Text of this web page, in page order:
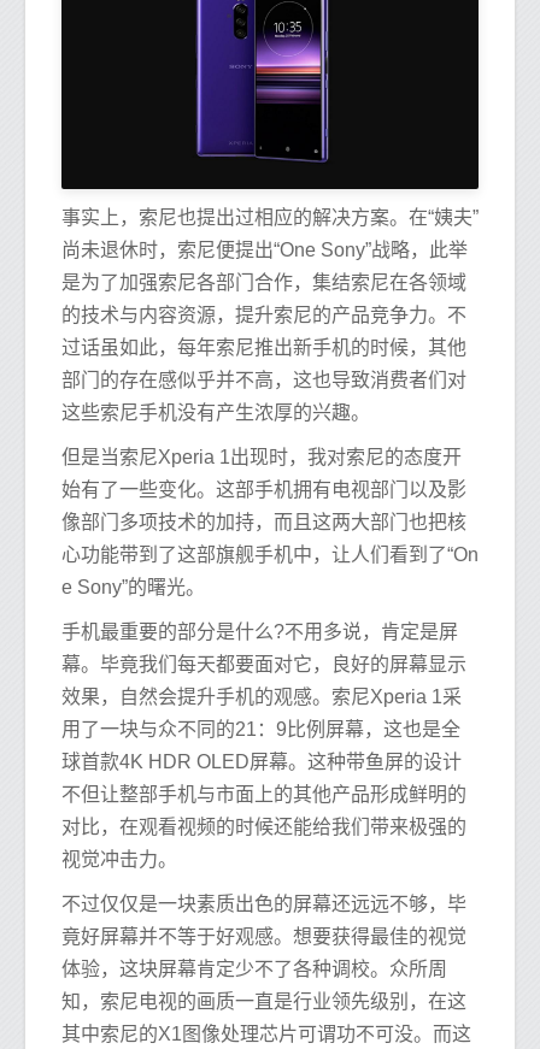
事实上，索尼也提出过相应的解决方案。在“姨夫”
尚未退休时，索尼便提出“One Sony”战略，此举
是为了加强索尼各部门合作，集结索尼在各领域
的技术与内容资源，提升索尼的产品竞争力。不
过话虽如此，每年索尼推出新手机的时候，其他
部门的存在感似乎并不高，这也导致消费者们对
这些索尼手机没有产生浓厚的兴趣。
但是当索尼Xperia 1出现时，我对索尼的态度开
始有了一些变化。这部手机拥有电视部门以及影
像部门多项技术的加持，而且这两大部门也把核
心功能带到了这部旗舰手机中，让人们看到了“On
e Sony”的曙光。
手机最重要的部分是什么?不用多说，肯定是屏
幕。毕竟我们每天都要面对它，良好的屏幕显示
效果，自然会提升手机的观感。索尼Xperia 1采
用了一块与众不同的21：9比例屏幕，这也是全
球首款4K HDR OLED屏幕。这种带鱼屏的设计
不但让整部手机与市面上的其他产品形成鲜明的
对比，在观看视频的时候还能给我们带来极强的
视觉冲击力。
不过仅仅是一块素质出色的屏幕还远远不够，毕
竟好屏幕并不等于好观感。想要获得最佳的视觉
体验，这块屏幕肯定少不了各种调校。众所周
知，索尼电视的画质一直是行业领先级别，在这
其中索尼的X1图像处理芯片可谓功不可没。而这